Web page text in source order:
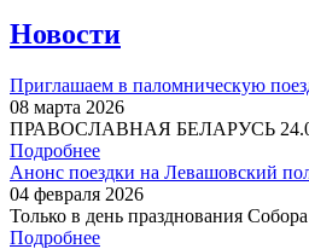
Новости
Приглашаем в паломническую
08 марта 2026
ПРАВОСЛАВНАЯ БЕЛАРУСЬ
Подробнее
Анонс поездки на Левашовский
04 февраля 2026
Только в день празднования
Подробнее